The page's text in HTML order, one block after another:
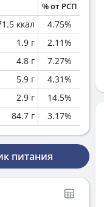
% от РСП
ккал 4.75%
1.9 г 2.11%
4.8 г 7.27%
5.9 г 4.31%
2.9 г 14.5%
84.7 г 3.17%
питания